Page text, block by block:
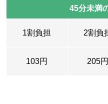
45分未満
1割負担 2割負
103円 205円